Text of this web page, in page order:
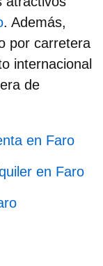
. Además,
por carretera
internacional
de
en Faro
en Faro